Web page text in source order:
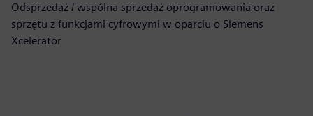
Odsprzedaż / wspólna sprzedaż oprogramowania oraz
sprzętu z funkcjami cyfrowymi w oparciu o Siemens
Xcelerator